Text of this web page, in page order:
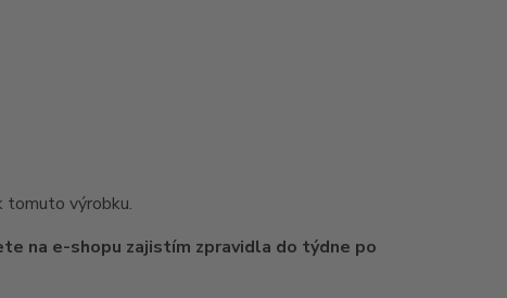
tomuto výrobku.
na e-shopu zajistím zpravidla do týdne po